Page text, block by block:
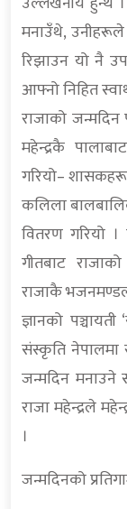
मनाउँथे,
रिझाउन यो नै
आफ्नो निहित
राजाको जन्मदिन
महेन्द्रकै
गरियो–
कलिला
वितरण गरियो ।
गीतबाट
राजाकै
ज्ञानको
संस्कृति
जन्मदिन मनाउने
राजा महेन्द्रले
।
जन्मदिनको